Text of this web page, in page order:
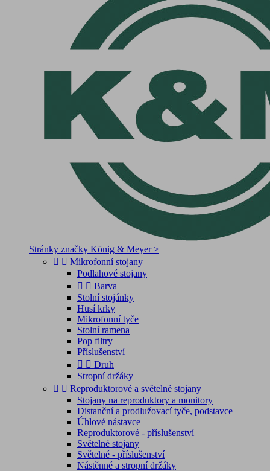
Stránky značky König & Meyer >
  Mikrofonní stojany
Podlahové stojany
  Barva
Stolní stojánky
Husí krky
Mikrofonní tyče
Stolní ramena
Pop filtry
Příslušenství
  Druh
Stropní držáky
  Reproduktorové a světelné stojany
Stojany na reproduktory a monitory
Distanční a prodlužovací tyče, podstavce
Úhlové nástavce
Reproduktorové - příslušenství
Světelné stojany
Světelné - příslušenství
Nástěnné a stropní držáky